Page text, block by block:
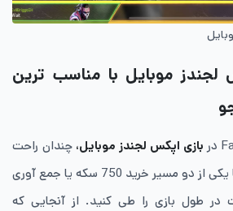
موبایل با مناسب ترین
بازی اپکس لجندز موبایل،چندان راحت
نیست و شما لازم است تا یکی از دو مسیر خرید 750 سکه یا جمع آوری
در طول بازی را طی کنید. از آنجایی که